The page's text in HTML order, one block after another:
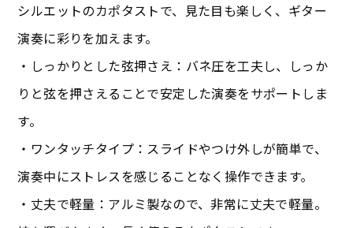
シルエットのカポタストで、見た目も楽しく、ギター
演奏に彩りを加えます。
・しっかりとした弦押さえ：バネ圧を工夫し、しっか
りと弦を押さえることで安定した演奏をサポートしま
す。
・ワンタッチタイプ：スライドやつけ外しが簡単で、
演奏中にストレスを感じることなく操作できます。
・丈夫で軽量：アルミ製なので、非常に丈夫で軽量。